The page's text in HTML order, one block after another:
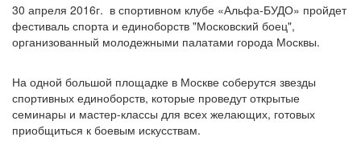
30 апреля 2016г. в спортивном клубе «Альфа-БУДО» пройдет
фестиваль спорта и единоборств "Московский боец",
организованный молодежными палатами города Москвы.
На одной большой площадке в Москве соберутся звезды
спортивных единоборств, которые проведут открытые
семинары и мастер-классы для всех желающих, готовых
приобщиться к боевым искусствам.